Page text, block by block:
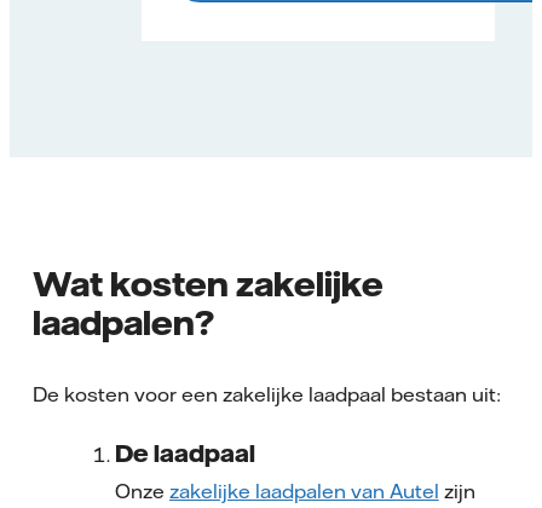
Wat kosten zakelijke
laadpalen?
De kosten voor een zakelijke laadpaal bestaan uit:
De laadpaal
Onze zakelijke laadpalen van Autel zijn